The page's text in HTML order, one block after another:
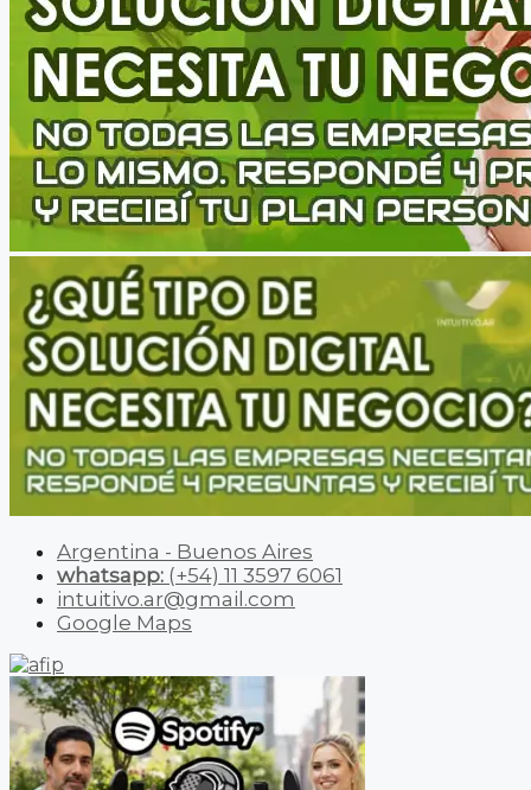
Argentina - Buenos Aires
whatsapp: (+54) 11 3597 6061
intuitivo.ar@gmail.com
Google Maps